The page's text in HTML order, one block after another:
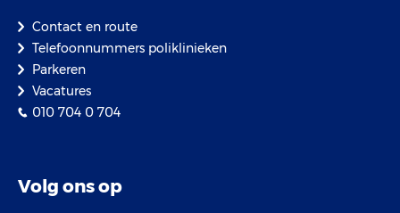
Contact en route
Telefoonnummers poliklinieken
Parkeren
Vacatures
010 704 0 704
Volg ons op